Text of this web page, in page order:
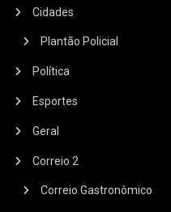
Cidades
Plantão Policial
Política
Esportes
Geral
Correio 2
Correio Gastronômico